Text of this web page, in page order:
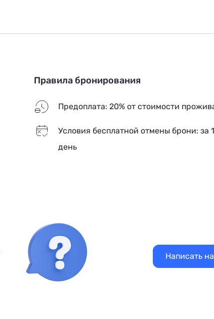
Правила бронирования
Предоплата: 20% от стоимости
Условия бесплатной отмены брони: за 1
день
Написать